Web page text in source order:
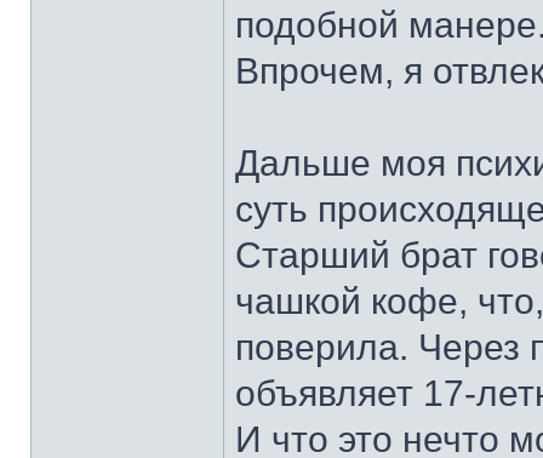
подобной
Впрочем, я
Дальше моя
суть
Старший брат
чашкой кофе,
поверила. Через
объявляет 17-
И что это нечто